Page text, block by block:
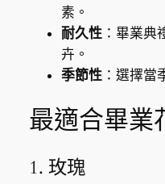
素。
耐久性：畢業典
卉。
季節性：選擇當
最適合畢業
1. 玫瑰